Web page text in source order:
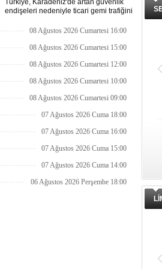
Türkiye, Karadeniz'de artan güvenlik
endişeleri nedeniyle ticari gemi trafiğini
bölgedeki gıda güvenliğini tehdit ediyor.
08 Ağustos 2026 Cumartesi 16:00
08 Ağustos 2026 Cumartesi 15:00
08 Ağustos 2026 Cumartesi 12:00
08 Ağustos 2026 Cumartesi 10:00
08 Ağustos 2026 Cumartesi 09:00
07 Ağustos 2026 Cuma 18:00
07 Ağustos 2026 Cuma 16:00
07 Ağustos 2026 Cuma 15:00
07 Ağustos 2026 Cuma 14:00
06 Ağustos 2026 Perşembe 18:00